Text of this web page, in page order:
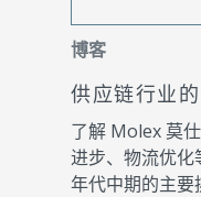
博客
供应链行业
了解 Molex 莫
进步、物流优化
年代中期的主要